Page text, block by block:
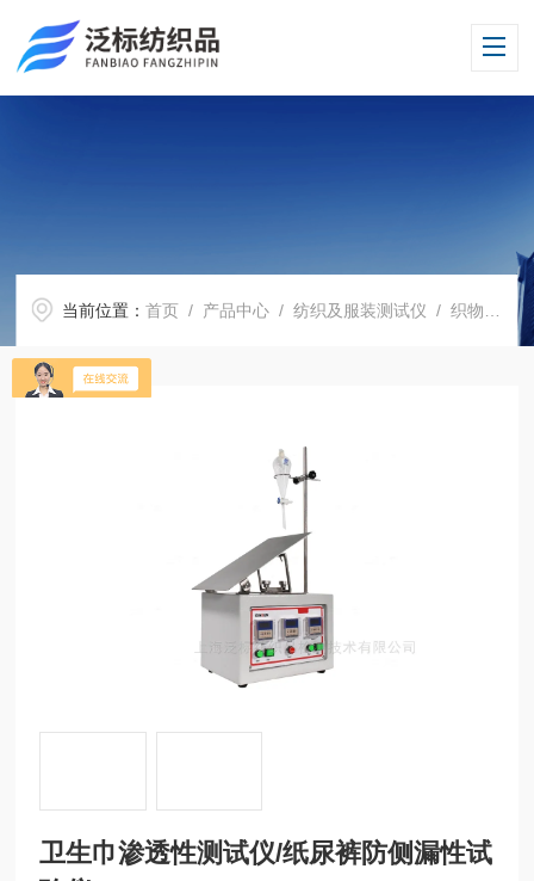
当前位置：首页 / 产品中心 /纺织及服装测试仪 /织物液体穿透性测试仪
卫生巾渗透性测试仪/纸尿裤防侧漏性试